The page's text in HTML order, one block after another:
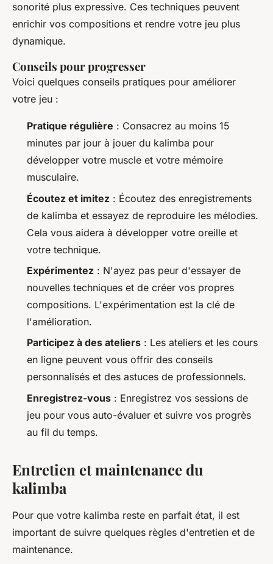
sonorité plus expressive. Ces techniques peuvent
enrichir vos compositions et rendre votre jeu plus
dynamique.
Conseils pour progresser
Voici quelques conseils pratiques pour améliorer
votre jeu :
Pratique régulière : Consacrez au moins 15
minutes par jour à jouer du kalimba pour
développer votre muscle et votre mémoire
musculaire.
Écoutez et imitez : Écoutez des enregistrements
de kalimba et essayez de reproduire les mélodies.
Cela vous aidera à développer votre oreille et
votre technique.
Expérimentez : N'ayez pas peur d'essayer de
nouvelles techniques et de créer vos propres
compositions. L'expérimentation est la clé de
l'amélioration.
Participez à des ateliers : Les ateliers et les cours
en ligne peuvent vous offrir des conseils
personnalisés et des astuces de professionnels.
Enregistrez-vous : Enregistrez vos sessions de
jeu pour vous auto-évaluer et suivre vos progrès
au fil du temps.
Entretien et maintenance du
kalimba
Pour que votre kalimba reste en parfait état, il est
important de suivre quelques règles d'entretien et de
maintenance.